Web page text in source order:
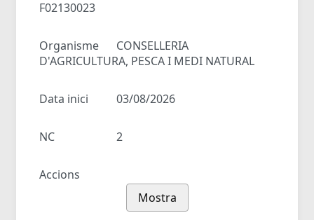
F02130023
Organisme
CONSELLERIA
D'AGRICULTURA, PESCA I MEDI NATURAL
Data inici 03/08/2026
NC 2
Accions
Mostra